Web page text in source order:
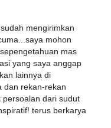
mengirimkan
mohon
mas
yang saya anggap
lainnya di
dan rekan-rekan
persoalan dari sudut
terus berkarya